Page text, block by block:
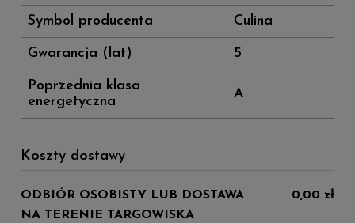
Symbol producenta Culina
Gwarancja (lat) 5
Poprzednia klasa
energetyczna
A
Koszty dostawy
ODBIÓR OSOBISTY LUB DOSTAWA
NA TERENIE TARGOWISKA
0,00 zł